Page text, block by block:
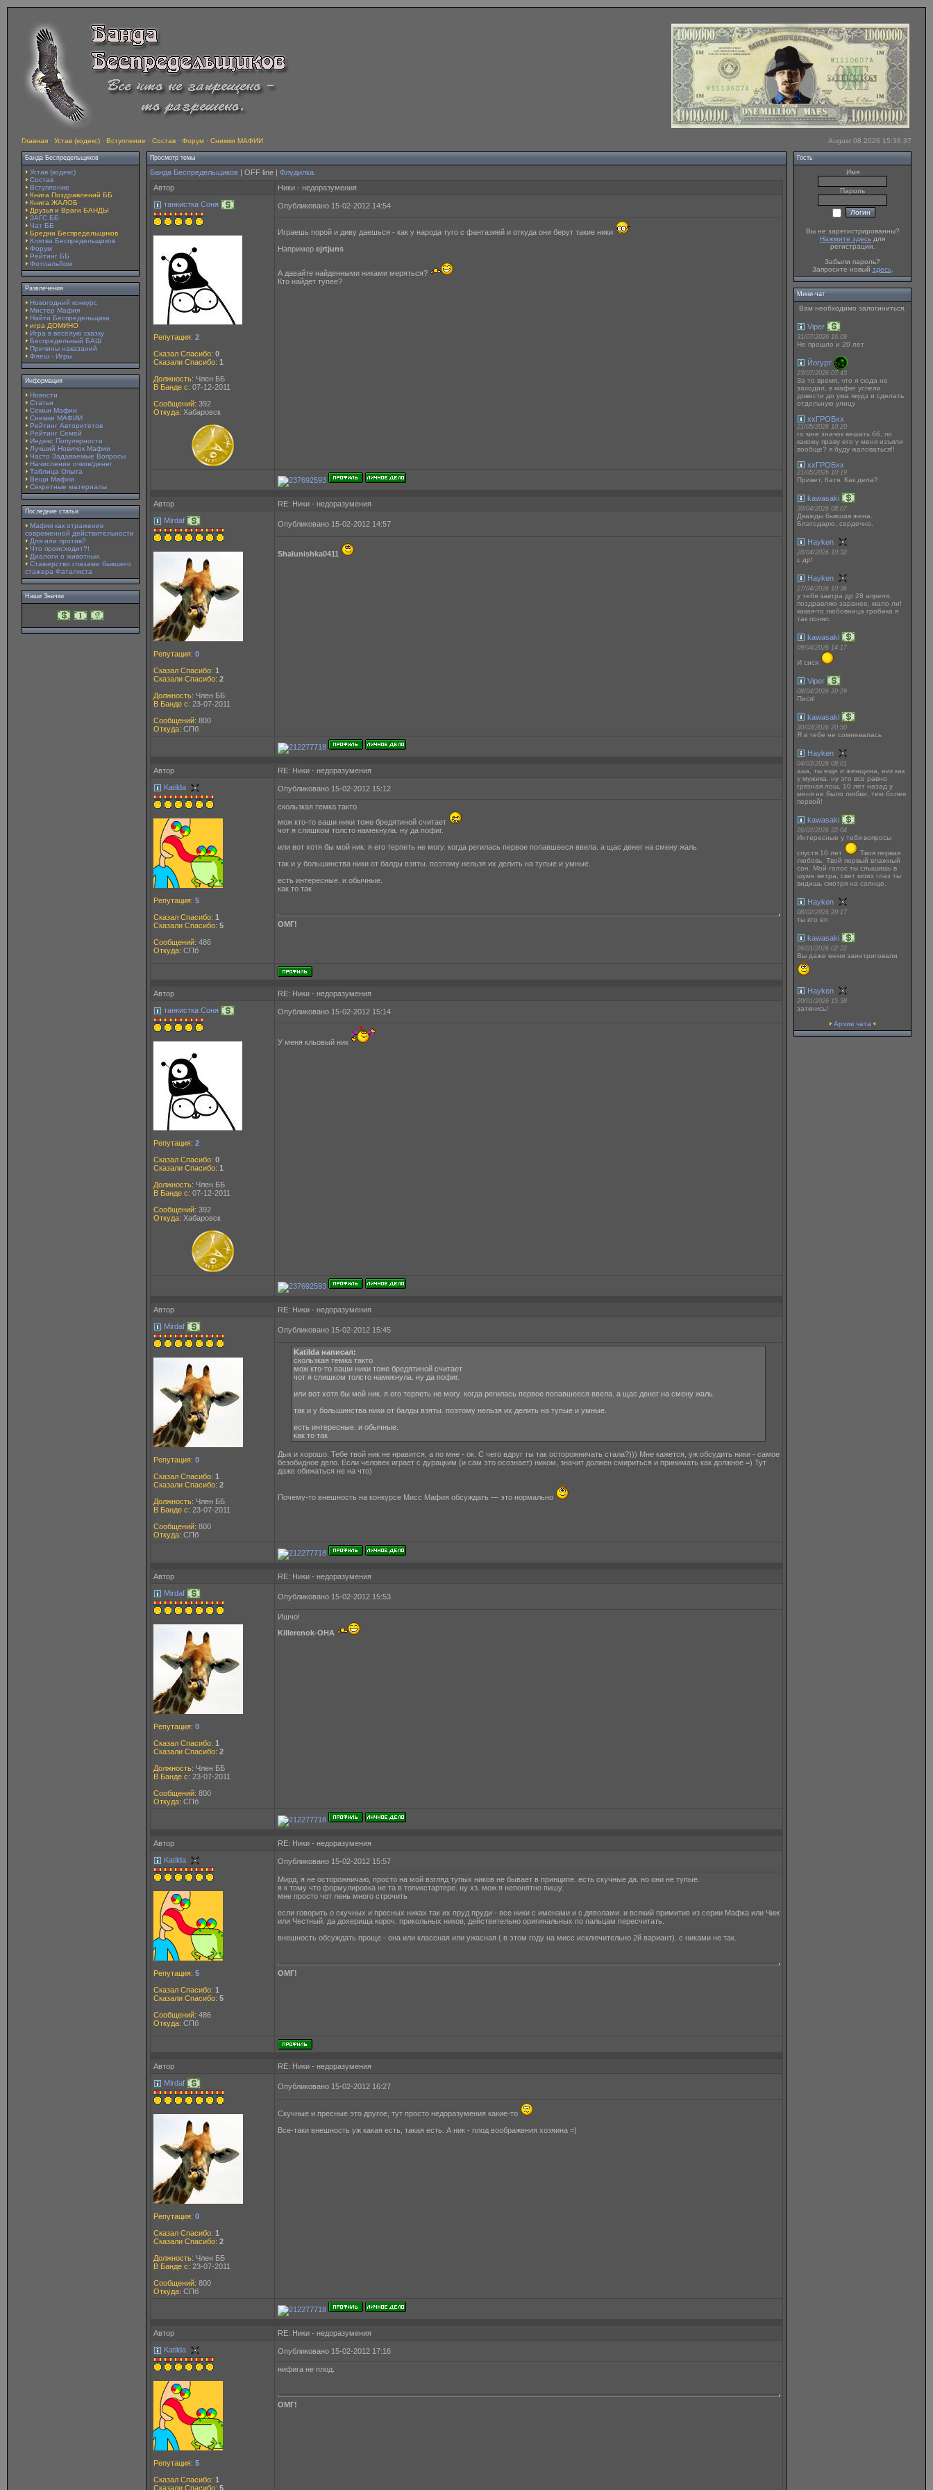
Главная · Устав (кодекс) · Вступление · Состав · Форум · Снимки МАФИИ August 08 2026 15:38:37
Банда Беспредельщиков
Устав (кодекс)
Состав
Вступление
Книга Поздравлений ББ
Книга ЖАЛОБ
Друзья и Враги БАНДЫ
ЗАГС ББ
Чат ББ
Бредни Беспредельщиков
Клятва Беспредельщиков
Форум
Рейтинг ББ
Фотоальбом
Развлечения
Новогодний конкурс
Мистер Мафия
Найти Беспредельщика
игра ДОМИНО
Игра в весёлую сказку
Беспредельный БАШ
Причины наказаний
Флеш - Игры
Информация
Новости
Статьи
Семьи Мафии
Снимки МАФИИ
Рейтинг Авторитетов
Рейтинг Семей
Индекс Популярности
Лучший Новичок Мафии
Часто Задаваемые Вопросы
Начисление очков/денег
Таблица Опыта
Вещи Мафии
Секретные материалы
Последние статьи
Мафия как отражение
современной действительности
Для или против?
Что происходит?!
Диалоги о животных.
Стажерство глазами бывшего
стажера Фаталиста
Наши Значки
Просмотр темы
Банда Беспредельщиков | OFF line | Флудилка.
Автор
Ники - недоразумения
танкистка Соня
Репутация: 2
Сказал Спасибо: 0
Сказали Спасибо: 1
Должность: Член ББ
В Банде с: 07-12-2011
Сообщений: 392
Откуда: Хабаровск
Опубликовано 15-02-2012 14:54
Играешь порой и диву даешься - как у народа туго с фантазией и откуда они берут такие ники
Например ejrtjuns
А давайте найденными никами меряться?
Кто найдет тупее?
Автор
RE: Ники - недоразумения
Mirdaf
Репутация: 0
Сказал Спасибо: 1
Сказали Спасибо: 2
Должность: Член ББ
В Банде с: 23-07-2011
Сообщений: 800
Откуда: СПб
Опубликовано 15-02-2012 14:57
Shalunishka0411
Автор
RE: Ники - недоразумения
Katilda
Репутация: 5
Сказал Спасибо: 1
Сказали Спасибо: 5
Сообщений: 486
Откуда: СПб
Опубликовано 15-02-2012 15:12
скользкая темка такто
мож кто-то ваши ники тоже бредятиной считает
чот я слишком толсто намекнула. ну да пофиг.
или вот хотя бы мой ник. я его терпеть не могу. когда регилась первое попавшееся ввела. а щас денег на смену жаль.
так и у большинства ники от балды взяты. поэтому нельзя их делить на тупые и умные.
есть интересные. и обычные.
как то так
ОМГ!
Автор
RE: Ники - недоразумения
танкистка Соня
Репутация: 2
Сказал Спасибо: 0
Сказали Спасибо: 1
Должность: Член ББ
В Банде с: 07-12-2011
Сообщений: 392
Откуда: Хабаровск
Опубликовано 15-02-2012 15:14
У меня кльовый ник
Автор
RE: Ники - недоразумения
Mirdaf
Репутация: 0
Сказал Спасибо: 1
Сказали Спасибо: 2
Должность: Член ББ
В Банде с: 23-07-2011
Сообщений: 800
Откуда: СПб
Опубликовано 15-02-2012 15:45
Katilda написал:
скользкая темка такто
мож кто-то ваши ники тоже бредятиной считает
чот я слишком толсто намекнула. ну да пофиг.
или вот хотя бы мой ник. я его терпеть не могу. когда регилась первое попавшееся ввела. а щас денег на смену жаль.
так и у большинства ники от балды взяты. поэтому нельзя их делить на тупые и умные.
есть интересные. и обычные.
как то так
Дык и хорошо. Тебе твой ник не нравится, а по мне - ок. С чего вдруг ты так осторожничать стала?))) Мне кажется, уж обсудить ники - самое
безобидное дело. Если человек играет с дурацким (и сам это осознает) ником, значит должен смириться и принимать как должное =) Тут
даже обижаться не на что)
Почему-то внешность на конкурсе Мисс Мафия обсуждать — это нормально
Автор
RE: Ники - недоразумения
Mirdaf
Репутация: 0
Сказал Спасибо: 1
Сказали Спасибо: 2
Должность: Член ББ
В Банде с: 23-07-2011
Сообщений: 800
Откуда: СПб
Опубликовано 15-02-2012 15:53
Ишчо!
Killerenok-OHA
Автор
RE: Ники - недоразумения
Katilda
Репутация: 5
Сказал Спасибо: 1
Сказали Спасибо: 5
Сообщений: 486
Откуда: СПб
Опубликовано 15-02-2012 15:57
Мирд, я не осторожничаю, просто на мой взгляд тупых ников не бывает в принципе. есть скучные да. но они не тупые.
я к тому что формулировка не та в топикстартере. ну хз. мож я непонятно пишу.
мне просто чот лень много строчить
если говорить о скучных и пресных никах так их пруд пруди - все ники с именами и с дяволами. и всякий примитив из серии Мафка или Чиж
или Честный. да дохерища короч. прикольных ников, действительно оригинальных по пальцам пересчитать.
внешность обсуждать проще - она или классная или ужасная ( в этом году на мисс исключительно 2й вариант). с никами не так.
ОМГ!
Автор
RE: Ники - недоразумения
Mirdaf
Репутация: 0
Сказал Спасибо: 1
Сказали Спасибо: 2
Должность: Член ББ
В Банде с: 23-07-2011
Сообщений: 800
Откуда: СПб
Опубликовано 15-02-2012 16:27
Скучные и пресные это другое, тут просто недоразумения какие-то
Все-таки внешность уж какая есть, такая есть. А ник - плод воображения хозяина =)
Автор
RE: Ники - недоразумения
Katilda
Репутация: 5
Сказал Спасибо: 1
Сказали Спасибо: 5
Опубликовано 15-02-2012 17:16
нифига не плод.
ОМГ!
Гость
Имя
Пароль
Вы не зарегистрированны?
Нажмите здесь для
регистрации.
Забыли пароль?
Запросите новый здесь.
Мини-чат
Вам необходимо залогиниться.
Viper
31/07/2026 16:09
Не прошло и 20 лет
Йогурт
23/07/2026 07:43
За то время, что я сюда не
заходил, в мафке успели
довести до ума якудз и сделать
отдельную улицу
ххГРОБхх
21/05/2026 10:20
го мне значок вешать бб, по
какому праву его у меня изъяли
вообще? я буду жаловаться!!
ххГРОБхх
21/05/2026 10:19
Привет, Катя. Как дела?
kawasaki
30/04/2026 08:07
Дважды бывшая жена.
Благодарю, сердечно.
Hayken
28/04/2026 10:32
с др!
Hayken
27/04/2026 10:36
у тебя завтра др 28 апреля.
поздравляю заранее, мало ли!
какая-то любовница гробика я
так понял.
kawasaki
09/04/2026 14:17
И сися
Viper
08/04/2026 20:29
Пися!
kawasaki
30/03/2026 20:50
Я в тебе не сомневалась
Hayken
04/03/2026 08:01
ааа, ты еще и женщина, ник как
у мужика. ну это все равно
грязная лош, 10 лет назад у
меня не было любви, тем более
первой!
kawasaki
26/02/2026 22:04
Интересные у тебя вопросы
спустя 10 лет
Твоя первая
любовь. Твой первый влажный
сон. Мой голос ты слышишь в
шуме ветра, свет моих глаз ты
видишь смотря на солнце.
Hayken
08/02/2026 20:17
ты кто еп
kawasaki
26/01/2026 02:22
Вы даже меня заинтриговали
Hayken
20/01/2026 15:58
заткнись!
Архив чата